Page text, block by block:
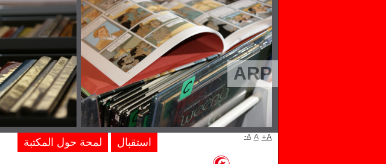
ARP
استقبال لمحة حول المكتبة A- A A+